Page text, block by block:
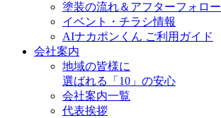
塗装の流れ＆アフターフォロー
イベント・チラシ情報
AIナカポンくん ご利用ガイド
会社案内
地域の皆様に
選ばれる「10」の安心
会社案内一覧
代表挨拶